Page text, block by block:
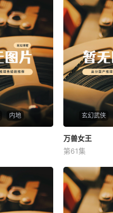
内地 玄幻武侠
万兽女王
未知
万兽女王
第61集